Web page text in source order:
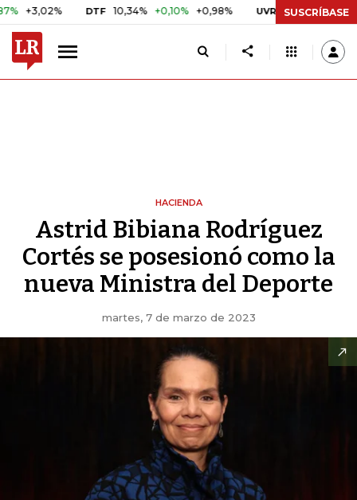
DTF 10,34% +0,10% +0,98% UVR $ 416,91 +$ 0,05
SUSCRÍBASE
HACIENDA
Astrid Bibiana Rodríguez
Cortés se posesionó como la
nueva Ministra del Deporte
martes, 7 de marzo de 2023